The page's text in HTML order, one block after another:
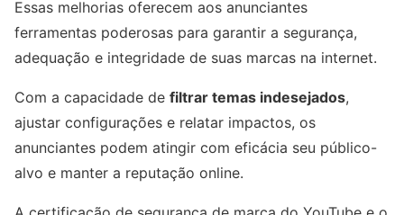
Essas melhorias oferecem aos anunciantes
ferramentas poderosas para garantir a segurança,
adequação e integridade de suas marcas na internet.
Com a capacidade de filtrar temas indesejados,
ajustar configurações e relatar impactos, os
anunciantes podem atingir com eficácia seu público-
alvo e manter a reputação online.